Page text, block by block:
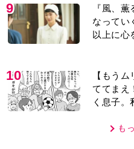
9
『風、
なってい
以上に心
10
【もう
ててまえ
く息子
も